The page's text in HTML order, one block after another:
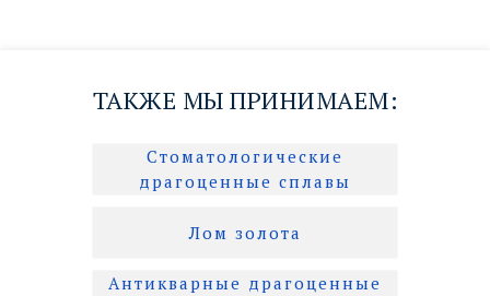
Стоматологические
драгоценные сплавы
Лом золота
Антикварные драгоценные
ТАКЖЕ МЫ ПРИНИМАЕМ:
ЗАПИСАТЬСЯ→